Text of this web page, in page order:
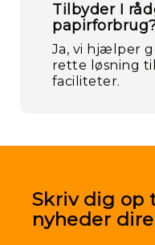
Tilbyder I
Ja, vi hjælper
rette løsning
faciliteter.
Skriv dig op
nyheder